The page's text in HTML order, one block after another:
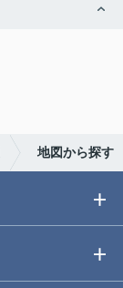
地図から探す